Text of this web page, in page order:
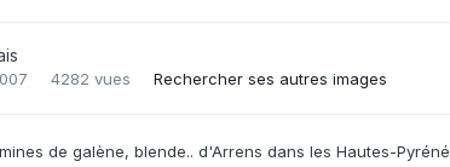
4282 vues Rechercher ses autres images
de galène, blende.. d'Arrens dans les Hautes-